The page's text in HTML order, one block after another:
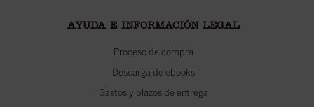
AYUDA E INFORMACIÓN LEGAL
Proceso de compra
Descarga de ebooks
Gastos y plazos de entrega